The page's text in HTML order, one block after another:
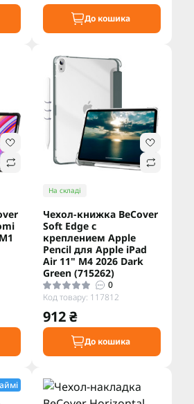
До кошика
На складі
Чeхол-книжка BeCover
Soft Edge с
креплением Apple
Pencil для Apple iPad
Air 11" M4 2026 Dark
Green (715262)
0
Код товару: 117812
912 ₴
До кошика